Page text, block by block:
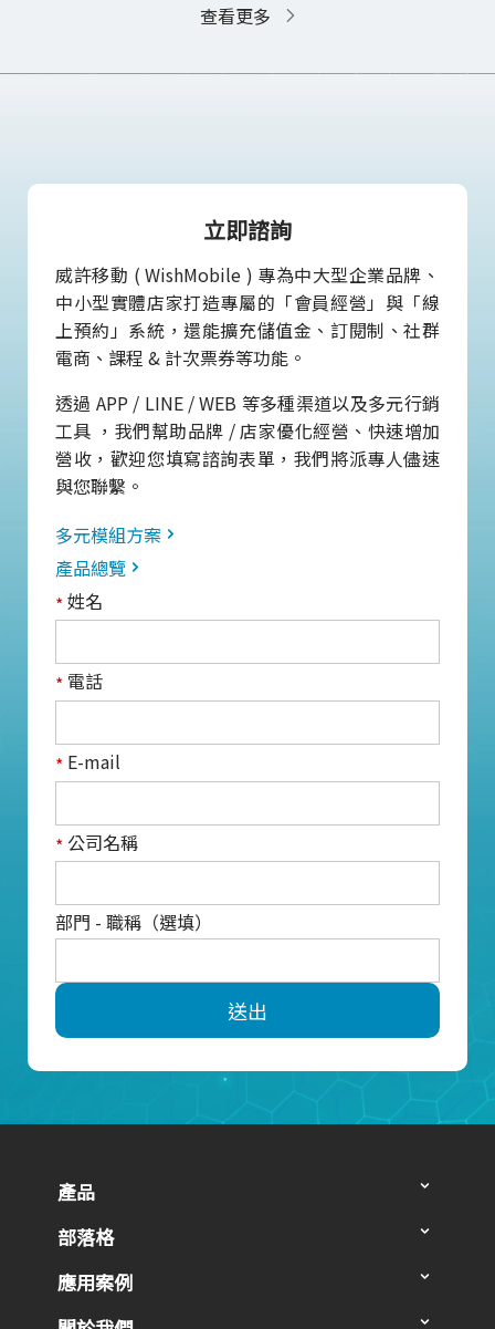
查看更多
立即諮詢
威許移動 ( WishMobile ) 專為中大型企業品牌、
中小型實體店家打造專屬的「會員經營」與「線
上預約」系統，還能擴充儲值金、訂閱制、社群
電商、課程 & 計次票券等功能。
透過 APP / LINE / WEB 等多種渠道以及多元行銷
工具 ，我們幫助品牌 / 店家優化經營、快速增加
營收，歡迎您填寫諮詢表單，我們將派專人儘速
與您聯繫。
多元模組方案
產品總覽
*姓名
* 電話
* E-mail
* 公司名稱
部門 - 職稱（選填）
送出
產品
部落格
應用案例